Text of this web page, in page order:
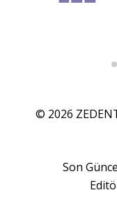
© 2026
Son